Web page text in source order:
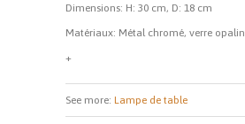
Dimensions: H: 30 cm, D: 18 cm
Matériaux: Métal chromé, verre opalin
+
See more: Lampe de table